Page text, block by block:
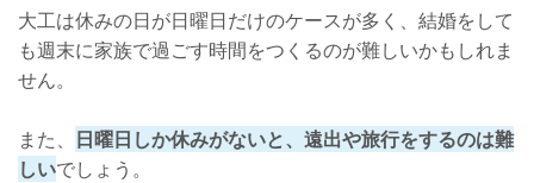
大工は休みの日が日曜日だけのケースが多く、結婚をして
も週末に家族で過ごす時間をつくるのが難しいかもしれま
せん。
また、 日曜日しか休みがないと、遠出や旅行をするのは難
しいでしょう。